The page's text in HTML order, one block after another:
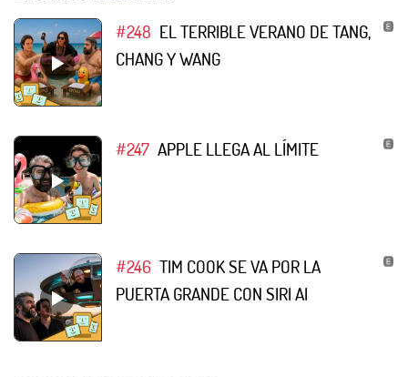
#248 EL TERRIBLE VERANO DE TANG,
CHANG Y WANG
#247 APPLE LLEGA AL LÍMITE
#246 TIM COOK SE VA POR LA
PUERTA GRANDE CON SIRI AI